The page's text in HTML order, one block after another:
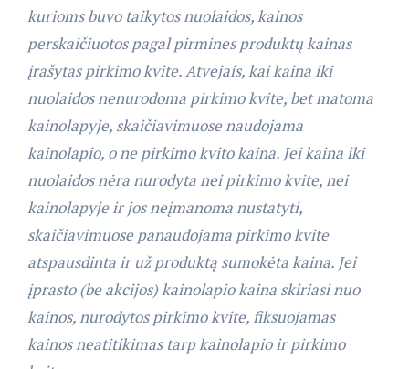
kurioms buvo taikytos nuolaidos, kainos
perskaičiuotos pagal pirmines produktų kainas
įrašytas pirkimo kvite. Atvejais, kai kaina iki
nuolaidos nenurodoma pirkimo kvite, bet matoma
kainolapyje, skaičiavimuose naudojama
kainolapio, o ne pirkimo kvito kaina. Jei kaina iki
nuolaidos nėra nurodyta nei pirkimo kvite, nei
kainolapyje ir jos neįmanoma nustatyti,
skaičiavimuose panaudojama pirkimo kvite
atspausdinta ir už produktą sumokėta kaina. Jei
įprasto (be akcijos) kainolapio kaina skiriasi nuo
kainos, nurodytos pirkimo kvite, fiksuojamas
kainos neatitikimas tarp kainolapio ir pirkimo